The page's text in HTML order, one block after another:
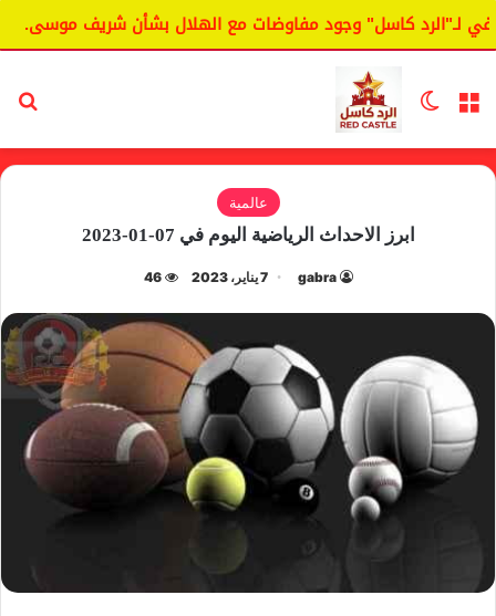
كاسل" وجود مفاوضات مع الهلال بشأن شريف موسى.
القائمة الوضع المظلم
عالمية
ابرز الاحداث الرياضية اليوم في 07-01-2023
gabra 7 يناير، 2023 46